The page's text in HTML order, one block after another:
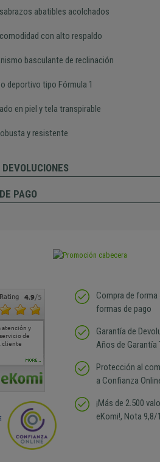
abatibles acolchados
con alto respaldo
basculante de reclinación
deportivo tipo Fórmula 1
en piel y tela transpirable
y resistente
PAGO
4.9/5
atención y
de
cliente
Muy buena atención de
cara al asesoramiento
comercial y el envío ha
Si estoy contento
MORE...
Compra de forma
formas de pago
Garantía de
Años de Garantía
Protección al
a Confianza
¡Más de 2.500
eKomi!, Nota 9,8/